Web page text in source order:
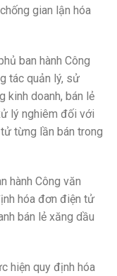
gian lận hóa
ban hành Công
tác quản lý, sử
kinh doanh, bán lẻ
lý nghiêm đối với
từng lần bán trong
hành Công văn
hóa đơn điện tử
bán lẻ xăng dầu